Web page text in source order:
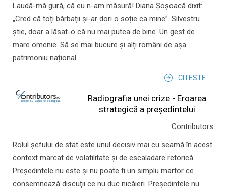
Laudă-mă gură, că eu n-am măsură! Diana Șoșoacă dixit:
„Cred că toți bărbații și-ar dori o soție ca mine”. Silvestru
știe, doar a lăsat-o că nu mai putea de bine. Un gest de
mare omenie. Să se mai bucure și alți români de așa...
patrimoniu național.
CITESTE
Radiografia unei crize - Eroarea
strategică a președintelui
Contributors
Rolul şefului de stat este unul decisiv mai cu seamă în acest
context marcat de volatilitate şi de escaladare retorică.
Preşedintele nu este şi nu poate fi un simplu martor ce
consemnează discuţii ce nu duc nicăieri. Preşedintele nu